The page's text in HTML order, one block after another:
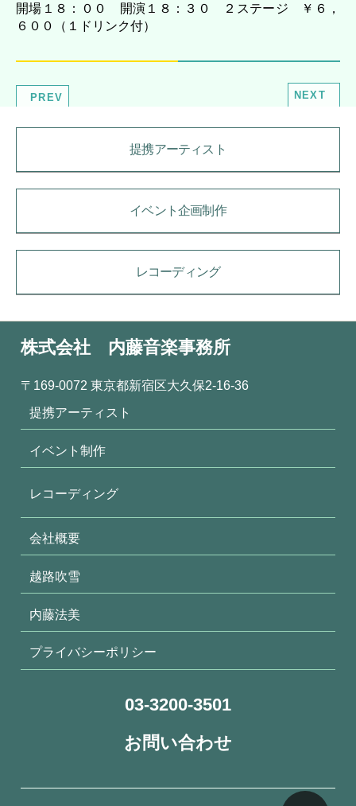
開場１８：００ 開演１８：３０ ２ステージ ￥６，
６００（１ドリンク付）
PREV NEXT
提携アーティスト
イベント企画制作
レコーディング
株式会社 内藤音楽事務所
〒169-0072 東京都新宿区大久保2-16-36
提携アーティスト
イベント制作
レコーディング
会社概要
越路吹雪
内藤法美
プライバシーポリシー
03-3200-3501
お問い合わせ